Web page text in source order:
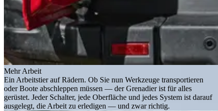
Mehr Arbeit
Ein Arbeitstier auf Rädern. Ob Sie nun Werkzeuge transportieren
oder Boote abschleppen müssen — der Grenadier ist für alles
gerüstet. Jeder Schalter, jede Oberfläche und jedes System ist darauf
ausgelegt, die Arbeit zu erledigen — und zwar richtig.